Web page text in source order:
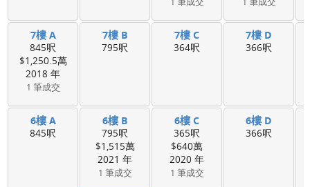
7樓 A
845呎
$1,250.5萬
2018 年
1 筆成交
7樓 B
795呎
7樓 C
364呎
7樓 D
366呎
6樓 A
845呎
6樓 B
795呎
$1,515萬
2021 年
1 筆成交
6樓 C
365呎
$640萬
2020 年
1 筆成交
6樓 D
366呎